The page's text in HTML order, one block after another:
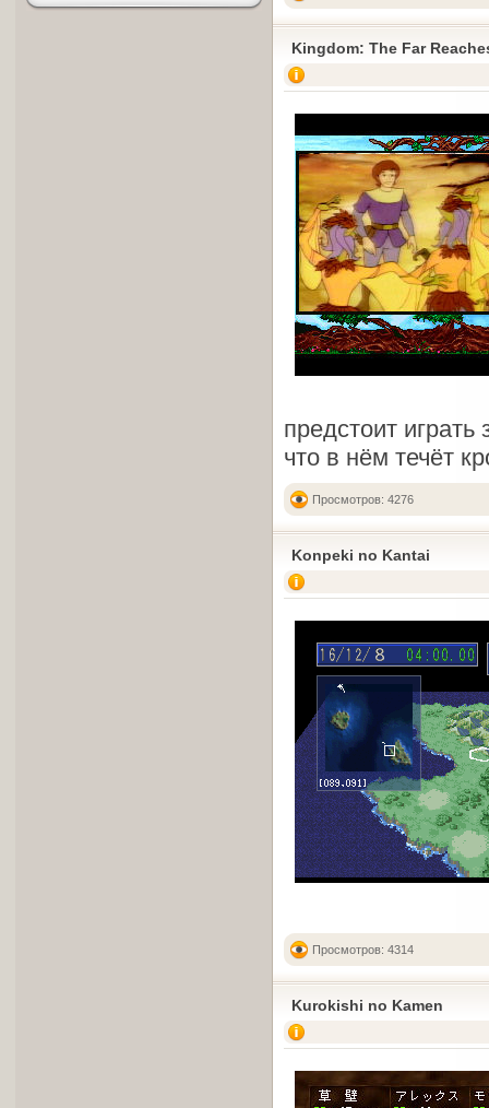
Kingdom: The Far
предстоит
что в нём течёт
Просмотров: 4276
Konpeki no Kantai
Просмотров: 4314
Kurokishi no Kamen